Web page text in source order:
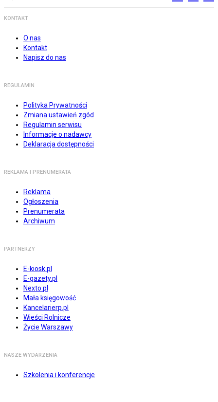
KONTAKT
O nas
Kontakt
Napisz do nas
REGULAMIN
Polityka Prywatności
Zmiana ustawień zgód
Regulamin serwisu
Informacje o nadawcy
Deklaracja dostępności
REKLAMA I PRENUMERATA
Reklama
Ogłoszenia
Prenumerata
Archiwum
PARTNERZY
E-kiosk.pl
E-gazety.pl
Nexto.pl
Mała księgowość
Kancelarierp.pl
Wieści Rolnicze
Życie Warszawy
NASZE WYDARZENIA
Szkolenia i konferencje